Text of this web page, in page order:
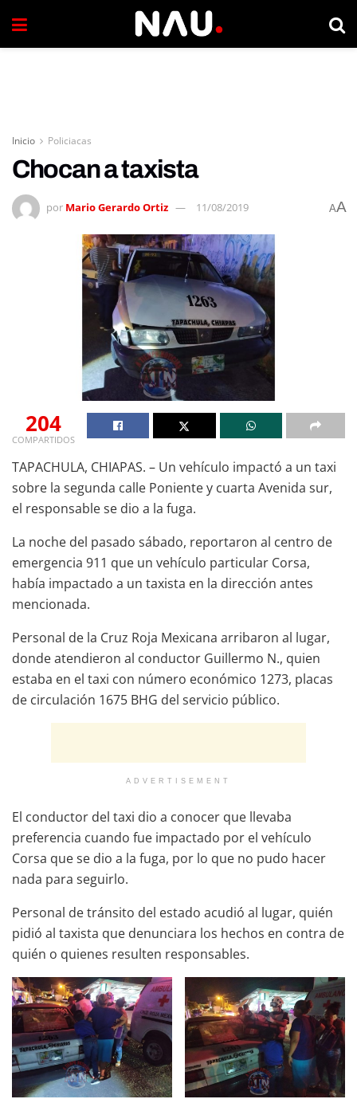
Inicio Policiacas
Chocan a taxista
por Mario Gerardo Ortiz 11/08/2019 AA
204
COMPARTIDOS
TAPACHULA, CHIAPAS. – Un vehículo impactó a un taxi
sobre la segunda calle Poniente y cuarta Avenida sur,
el responsable se dio a la fuga.
La noche del pasado sábado, reportaron al centro de
emergencia 911 que un vehículo particular Corsa,
había impactado a un taxista en la dirección antes
mencionada.
Personal de la Cruz Roja Mexicana arribaron al lugar,
donde atendieron al conductor Guillermo N., quien
estaba en el taxi con número económico 1273, placas
de circulación 1675 BHG del servicio público.
ADVERTISEMENT
El conductor del taxi dio a conocer que llevaba
preferencia cuando fue impactado por el vehículo
Corsa que se dio a la fuga, por lo que no pudo hacer
nada para seguirlo.
Personal de tránsito del estado acudió al lugar, quién
pidió al taxista que denunciara los hechos en contra de
quién o quienes resulten responsables.